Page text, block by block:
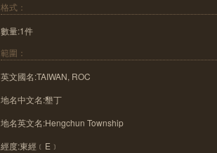
格式：
數量:1件
範圍：
英文國名:TAIWAN, ROC
地名中文名:墾丁
地名英文名:Hengchun Township
經度:東經﹝E﹞